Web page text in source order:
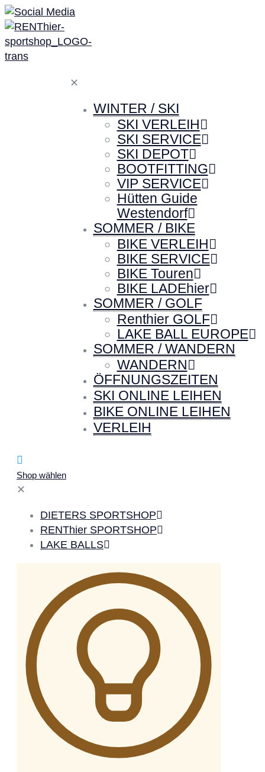
✕
WINTER / SKI
SKI VERLEIH
SKI SERVICE
SKI DEPOT
BOOTFITTING
VIP SERVICE
Hütten Guide
Westendorf
SOMMER / BIKE
BIKE VERLEIH
BIKE SERVICE
BIKE Touren
BIKE LADEhier
SOMMER / GOLF
Renthier GOLF
LAKE BALL EUROPE
SOMMER / WANDERN
WANDERN
ÖFFNUNGSZEITEN
SKI ONLINE LEIHEN
BIKE ONLINE LEIHEN
VERLEIH
Shop wählen
✕
DIETERS SPORTSHOP
RENThier SPORTSHOP
LAKE BALLS